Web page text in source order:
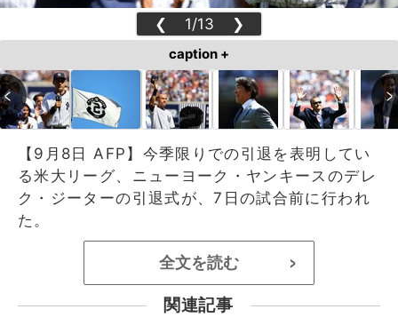
❮ 1/13 ❯
caption +
【9月8日 AFP】今季限りでの引退を表明してい
る米大リーグ、ニューヨーク・ヤンキースのデレ
ク・ジーターの引退式が、7日の試合前に行われ
た。
全文を読む >
関連記事